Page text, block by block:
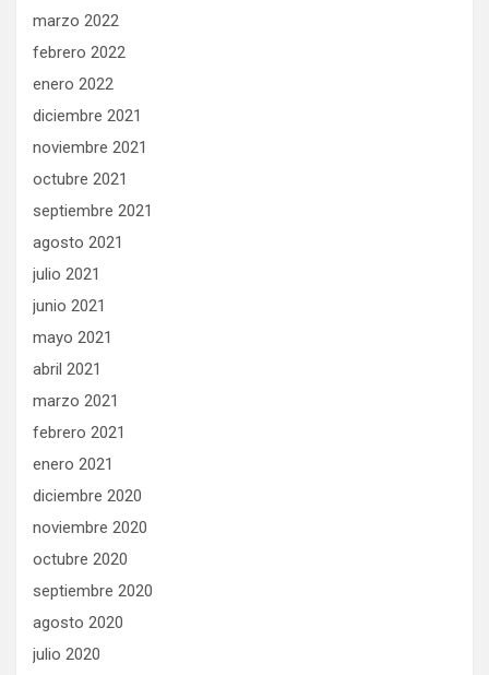
marzo 2022
febrero 2022
enero 2022
diciembre 2021
noviembre 2021
octubre 2021
septiembre 2021
agosto 2021
julio 2021
junio 2021
mayo 2021
abril 2021
marzo 2021
febrero 2021
enero 2021
diciembre 2020
noviembre 2020
octubre 2020
septiembre 2020
agosto 2020
julio 2020